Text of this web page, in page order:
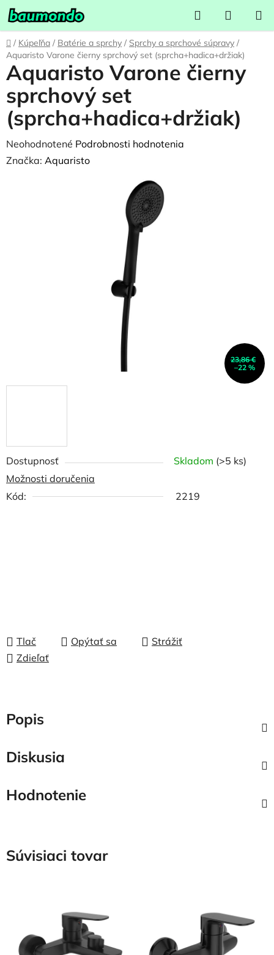
Prejsť
na
obsah
Hľadať
KOŠÍK
Domov
/ Kúpeľňa / Batérie a sprchy / Sprchy a sprchové súpravy /
Aquaristo Varone čierny sprchový set (sprcha+hadica+držiak)
Dostupnosť Skladom (>5 ks)
Možnosti doručenia
Kód:
2219
Tlač Opýtať sa
Strážiť
Zdieľať
Aquaristo Varone čierny
sprchový set
(sprcha+hadica+držiak)
Priemerné
hodnotenie
Neohodnotené Podrobnosti hodnotenia
Značka: Aquaristo
23,86 €
–22 %
Popis
Diskusia
Hodnotenie
Súvisiaci tovar